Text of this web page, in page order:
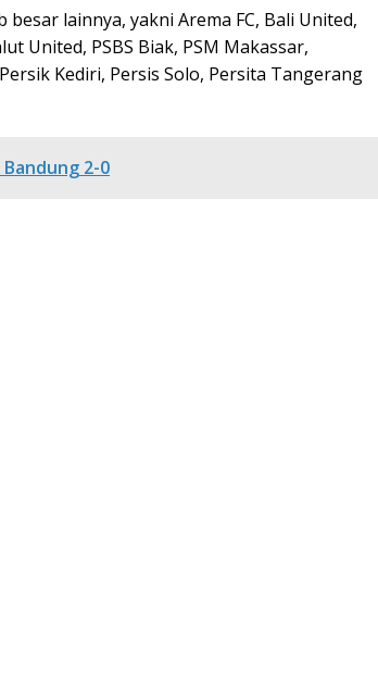
lainnya, yakni Arema FC, Bali United,
United, PSBS Biak, PSM Makassar,
Kediri, Persis Solo, Persita Tangerang
2-0